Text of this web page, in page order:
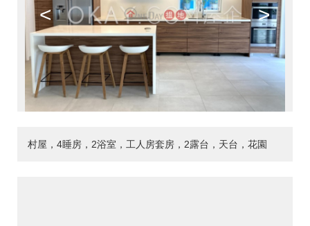
< >
村屋，4睡房，2浴室，工人房套房，2露台，天台，花園